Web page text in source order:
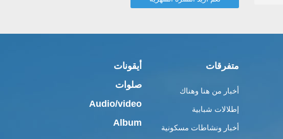
متفرقات
أخبار من هنا وهناك
إطلالات شبابية
أخبار ونشاطات مسكونية
أيقونات
صلوات
Audio/video
Album